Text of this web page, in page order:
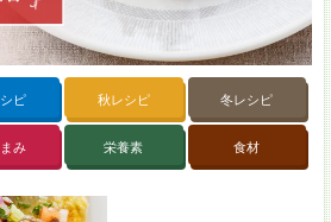
ピ 秋レシピ 冬レシピ
み 栄養素 食材